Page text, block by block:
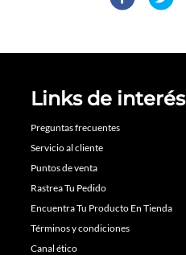
Links de interés
Preguntas frecuentes
Servicio al cliente
Puntos de venta
Rastrea Tu Pedido
Encuentra Tu Producto En Tienda
Términos y condiciones
Canal ético